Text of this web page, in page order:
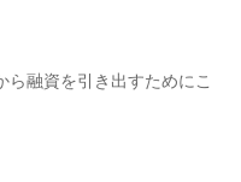
融資を引き出すためにこ